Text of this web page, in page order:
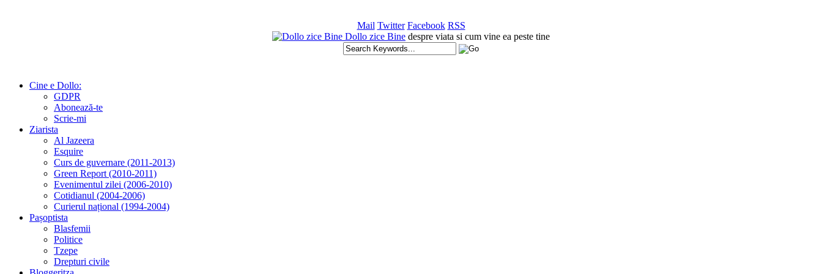
Mail Twitter Facebook RSS
Dollo zice Bine despre viata si cum vine ea peste tine
Cine e Dollo:
GDPR
Abonează-te
Scrie-mi
Ziarista
Al Jazeera
Esquire
Curs de guvernare (2011-2013)
Green Report (2010-2011)
Evenimentul zilei (2006-2010)
Cotidianul (2004-2006)
Curierul național (1994-2004)
Pașoptista
Blasfemii
Politice
Tzepe
Drepturi civile